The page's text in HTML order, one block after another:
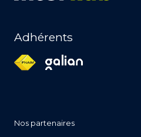
Adhérents
nos partenaires